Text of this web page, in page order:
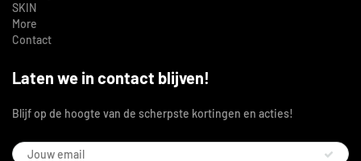
SKIN
More
Contact
Laten we in contact blijven!
Blijf op de hoogte van de scherpste kortingen en acties!